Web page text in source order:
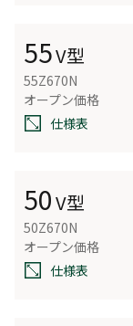
55V型
55Z670N
仕様表
オープン価格
50V型
50Z670N
仕様表
オープン価格